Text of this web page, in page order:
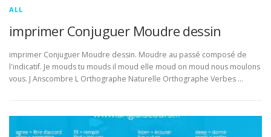
ALL
imprimer Conjuguer Moudre dessin
imprimer Conjuguer Moudre dessin. Moudre au passé composé de
l'indicatif. Je mouds tu mouds il moud elle moud on moud nous moulons
vous. J Anscombre L Orthographe Naturelle Orthographe Verbes …